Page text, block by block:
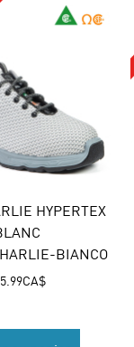
HYPERTEX
BIANCO
CA$